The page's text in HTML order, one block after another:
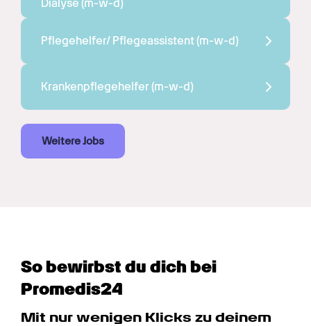
Dialyse (m-w-d)
Pflegehelfer/ Pflegeassistent (m-w-d)
Krankenpflegehelfer (m-w-d)
Weitere Jobs
So bewirbst du dich bei
Promedis24
Mit nur wenigen Klicks zu deinem